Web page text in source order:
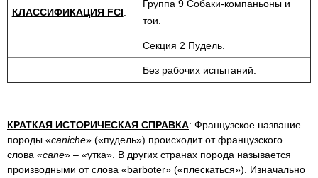
КЛАССИФИКАЦИЯ FCI:
Группа 9 Собаки-компаньоны и
тои.
Секция 2 Пудель.
Без рабочих испытаний.
КРАТКАЯ ИСТОРИЧЕСКАЯ СПРАВКА: Французское название
породы «caniche» («пудель») происходит от французского
слова «cane» – «утка». В других странах порода называется
производными от слова «barboter» («плескаться»). Изначально